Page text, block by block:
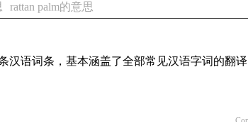
rattan palm的意思
汉语词条，基本涵盖了全部常见汉语字词的翻